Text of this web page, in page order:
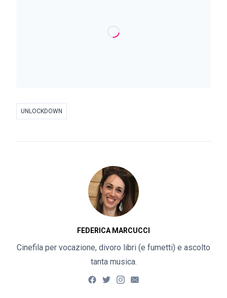
UNLOCKDOWN
FEDERICA MARCUCCI
Cinefila per vocazione, divoro libri (e fumetti) e ascolto
tanta musica.